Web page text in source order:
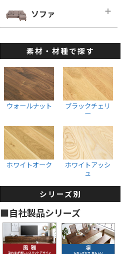
ホワイトアッシュ
スツール
幅200cm－奥行き60cm
■幅220cm
幅220cm－奥行き46cm
幅220cmー奥行き60cm
■幅240cm
幅240cm－奥行き46cm
幅240cmー奥行き60cm
ブラックチェリー
ホワイトオーク
ホワイトアッシュ
幅100cm未満
幅100cm～150cm未満
幅150cm～200cm未満
幅200cm以上
ウォールナット
ブラックチェリー
ホワイトアッシュ
タンス・着物箪笥
ブラックチェリー
棚・ラック・シェルフ
ウォールナット
ブラックチェリー
ホワイトオーク
収納ボックス
ジ
レンジボード
ソファ
カウチソファ
1人掛けソファ
2人掛けソファ
3人掛けソファ
ブラックチェリー
ホワイトオーク
素材・材種で探す
ウォールナット
ブラックチェリ
ー
ホワイトオーク
ホワイトアッシ
ュ
シリーズ別
■自社製品シリーズ